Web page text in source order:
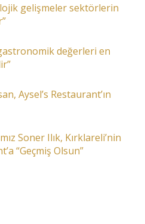
gelişmeler sektörlerin
değerleri en
Aysel’s Restaurant’ın
Soner Ilık, Kırklareli’nin
“Geçmiş Olsun”